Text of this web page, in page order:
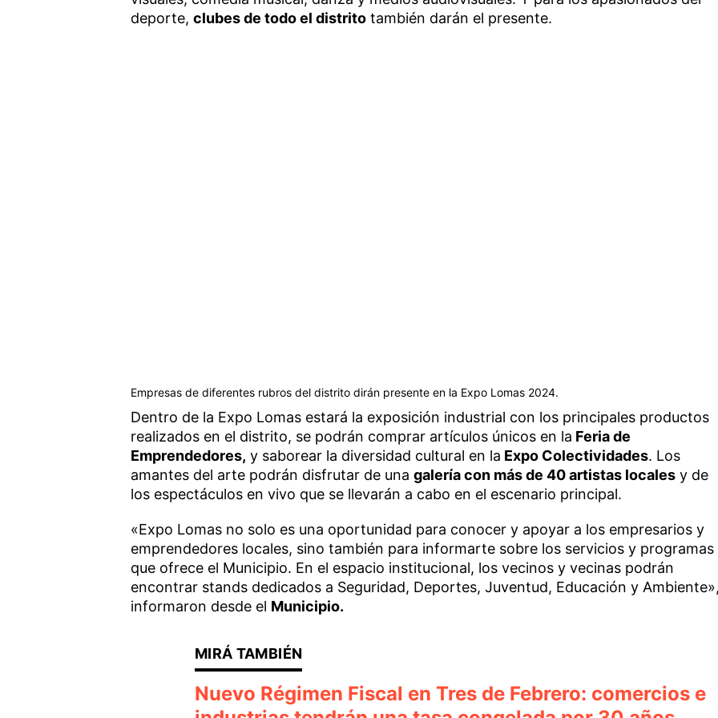
deporte, clubes de todo el distritotambién darán el presente.
Empresas de diferentes rubros del distrito dirán presente en la Expo Lomas 2024.
Dentro de la Expo Lomas estará la exposición industrial con los principales productos
realizados en el distrito, se podrán comprar artículos únicos en la Feria de
Emprendedores, y saborear la diversidad cultural en la Expo Colectividades. Los
amantes del arte podrán disfrutar de una galería con más de 40 artistas localesy de
los espectáculos en vivo que se llevarán a cabo en el escenario principal.
«Expo Lomas no solo es una oportunidad para conocer y apoyar a los empresarios y
emprendedores locales, sino también para informarte sobre los servicios y programas
que ofrece el Municipio. En el espacio institucional, los vecinos y vecinas podrán
encontrar stands dedicados a Seguridad, Deportes, Juventud, Educación y
informaron desde el Municipio.
Nuevo Régimen Fiscal en Tres de Febrero: comercios e